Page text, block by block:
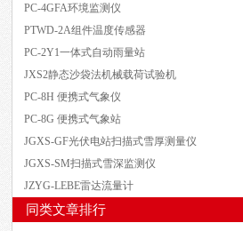
PC-4GFA环境监测仪
PTWD-2A组件温度传感器
PC-2Y1一体式自动雨量站
JXS2静态沙袋法机械载荷试验机
PC-8H 便携式气象仪
PC-8G 便携式气象站
JGXS-GF光伏电站扫描式雪厚测量仪
JGXS-SM扫描式雪深监测仪
JZYG-LEBE雷达流量计
同类文章排行